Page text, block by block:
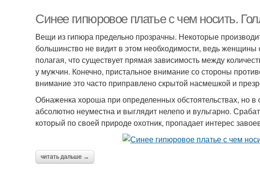
Синее гипюровое платье с чем носить.
Вещи из гипюра предельно прозрачны. Некоторые
большинство не видит в этом необходимости, ведь
полагая, что существует прямая зависимость между
у мужчин. Конечно, пристальное внимание со стороны
внимание это часто приправлено скрытой насмешкой и
Обнаженка хороша при определенных обстоятельствах, но
абсолютно неуместна и выглядит нелепо и вульгарно.
который по своей природе охотник, пропадает интерес
читать дальше →